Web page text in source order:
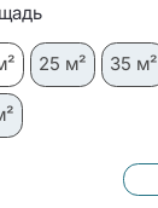
25 м² 35 м²